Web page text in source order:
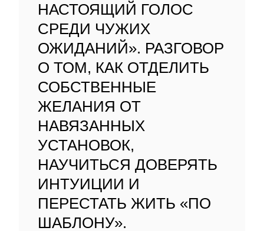
НАСТОЯЩИЙ ГОЛОС
СРЕДИ ЧУЖИХ
ОЖИДАНИЙ». РАЗГОВОР
О ТОМ, КАК ОТДЕЛИТЬ
СОБСТВЕННЫЕ
ЖЕЛАНИЯ ОТ
НАВЯЗАННЫХ
УСТАНОВОК,
НАУЧИТЬСЯ ДОВЕРЯТЬ
ИНТУИЦИИ И
ПЕРЕСТАТЬ ЖИТЬ «ПО
ШАБЛОНУ».